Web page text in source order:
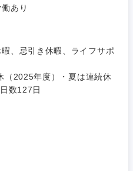
あり
、忌引き休暇、ライフサポ
（2025年度）・夏は連続休
数127日